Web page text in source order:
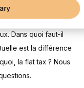
Dans quoi faut-il
est la différence
la flat tax ? Nous